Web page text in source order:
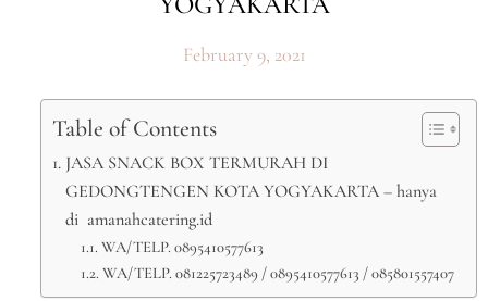
February 9, 2021
Table of Contents
JASA SNACK BOX TERMURAH DI
GEDONGTENGEN KOTA YOGYAKARTA – hanya
di amanahcatering.id
WA/TELP. 0895410577613
WA/TELP. 081225723489 / 0895410577613 / 085801557407